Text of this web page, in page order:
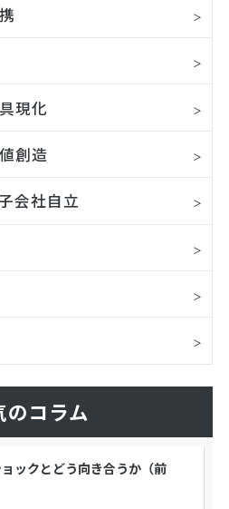
現化
創造
会社自立
のコラム
ックとどう向き合うか（前